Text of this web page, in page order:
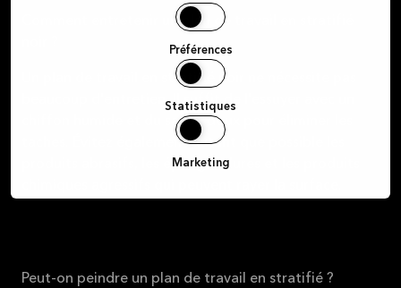
Préférences
Statistiques
Marketing
Comment entretenir un plan de travail en stratifié
Un plan de travail en stratifié noir ne nécessite pas
beaucoup d'entretien. Il suffit de l'essuyer avec un
chiffon humide et du savon doux pour éliminer les
taches. Évitez également autant que possible les
produits abrasifs, les éponges dures et les produits
Peut-on peindre un plan de travail en stratifié ?